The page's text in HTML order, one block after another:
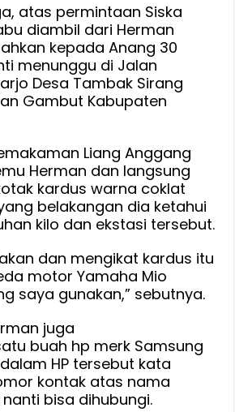
atas permintaan Siska
diambil dari Herman
kepada Anang 30
menunggu di Jalan
Desa Tambak Sirang
Gambut Kabupaten
Liang Anggang
Herman dan langsung
kardus warna coklat
belakangan dia ketahui
kilo dan ekstasi tersebut.
dan mengikat kardus itu
motor Yamaha Mio
saya gunakan,” sebutnya.
juga
buah hp merk Samsung
HP tersebut kata
kontak atas nama
bisa dihubungi.